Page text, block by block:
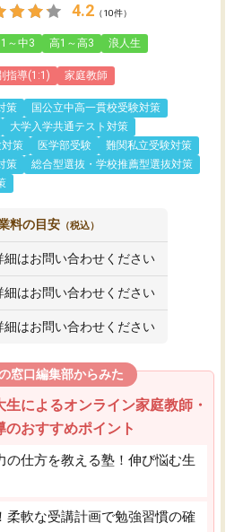
4.2 （10件）
～中3 高1～高3 浪人生
指導(1:1) 家庭教師
策
国公立中高一貫校受験対策
大学入学共通テスト対策
対策
医学部受験
難関私立受験対策
策
総合型選抜・学校推薦型選抜対策
料の目安 （税込）
細はお問い合わせください
細はお問い合わせください
細はお問い合わせください
窓口編集部からみた
によるオンライン家庭教師・
のおすすめポイント
の仕方を教える塾！伸び悩む生
柔軟な受講計画で勉強習慣の確